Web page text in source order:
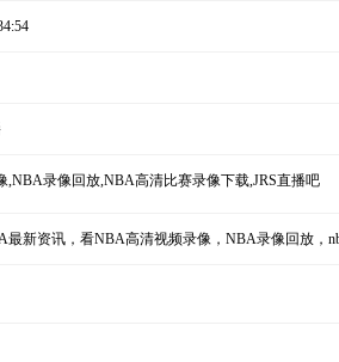
,NBA录像回放,NBA高清比赛录像下载,JRS直播吧
最新资讯，看NBA高清视频录像，NBA录像回放，